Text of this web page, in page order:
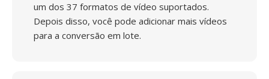
um dos 37 formatos de vídeo suportados.
Depois disso, você pode adicionar mais vídeos
para a conversão em lote.